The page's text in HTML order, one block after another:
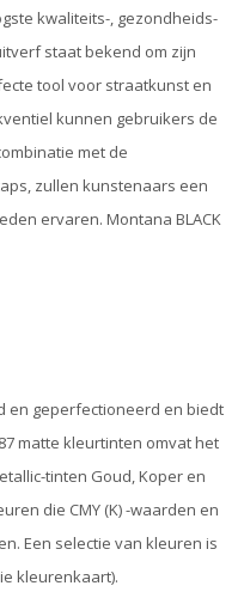
kwaliteits-, gezondheids-
staat bekend om zijn
tool voor straatkunst en
kunnen gebruikers de
met de
zullen kunstenaars een
ervaren. Montana BLACK
en geperfectioneerd en biedt
matte kleurtinten omvat het
tinten Goud, Koper en
die CMY (K) -waarden en
Een selectie van kleuren is
kleurenkaart).